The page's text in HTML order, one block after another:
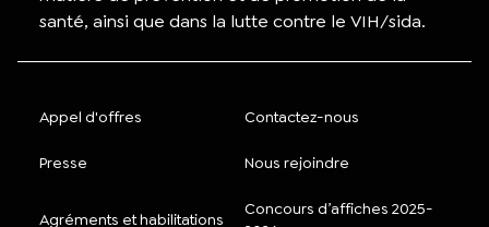
santé, ainsi que dans la lutte contre le VIH/sida.
Appel d'offres Contactez-nous
Presse Nous rejoindre
Agréments et habilitations
Concours d’affiches 2025-